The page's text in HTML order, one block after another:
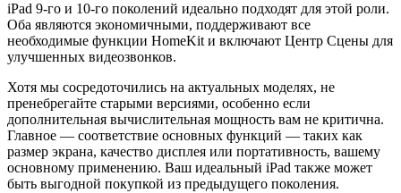
iPad 9-го и 10-го поколений идеально подходят для этой роли.
Оба являются экономичными, поддерживают все
необходимые функции HomeKit и включают Центр Сцены для
улучшенных видеозвонков.
Хотя мы сосредоточились на актуальных моделях, не
пренебрегайте старыми версиями, особенно если
дополнительная вычислительная мощность вам не критична.
Главное — соответствие основных функций — таких как
размер экрана, качество дисплея или портативность, вашему
основному применению. Ваш идеальный iPad также может
быть выгодной покупкой из предыдущего поколения.